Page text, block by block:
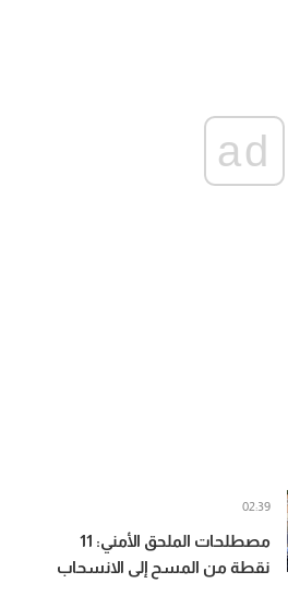
ad
مصطلحات الملحق الأمني: 11
نقطة من المسح إلى الانسحاب
02:39